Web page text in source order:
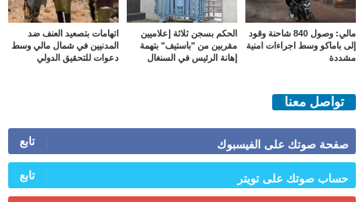
مالي: وصول 840 شاحنة وقود
إلى باماكو وسط اجراءات امنية
مشددة
الحكم بسجن ثلاثة إعلاميين
مقربين من "باستيف" بتهمة
إهانة الرئيس في السنغال
اتهامات بتصعيد العنف ضد
المدنيين في شمال مالي وسط
دعوات للتحقيق الدولي
تواصل معنا
صفحة صوتك على الفيسبوك تابع
حساب صوتك على تويتر تابع